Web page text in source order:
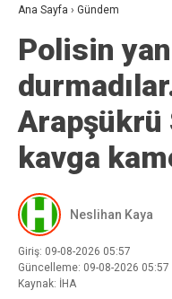
Ana Sayfa › Gündem
Polisin
Arapşükrü
kavga
Neslihan Kaya
Giriş: 09-08-2026 05:57
Güncelleme: 09-08-2026 05:57
Kaynak: İHA